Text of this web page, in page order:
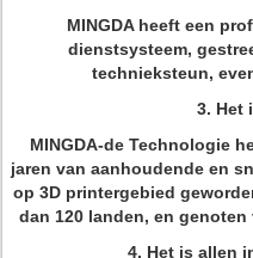
MINGDA heeft een
dienstsysteem,
technieksteun,
3. Het
MINGDA-de Technologie
jaren van aanhoudende en
op 3D printergebied
dan 120 landen, en
4. Het is allen